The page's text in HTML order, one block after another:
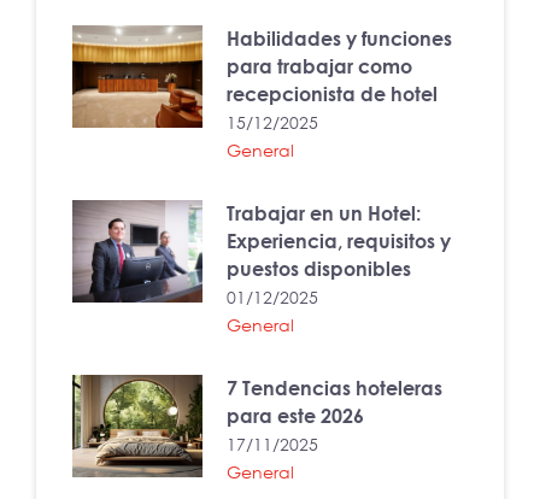
Habilidades y funciones
para trabajar como
recepcionista de hotel
15/12/2025
General
Trabajar en un Hotel:
Experiencia, requisitos y
puestos disponibles
01/12/2025
General
7 Tendencias hoteleras
para este 2026
17/11/2025
General